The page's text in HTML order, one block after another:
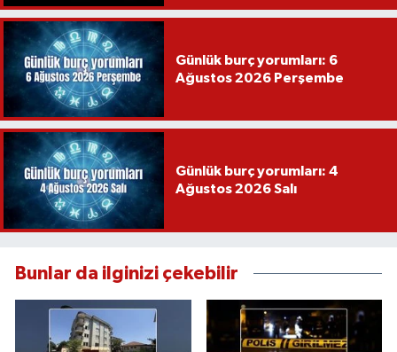
Günlük burç yorumları: 6
Ağustos 2026 Perşembe
Günlük burç yorumları: 4
Ağustos 2026 Salı
Bunlar da ilginizi çekebilir